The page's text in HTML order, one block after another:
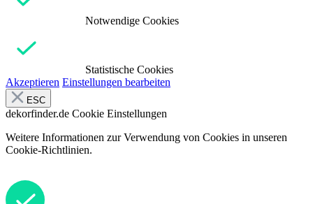
Notwendige Cookies
Statistische Cookies
Akzeptieren Einstellungen bearbeiten
ESC
dekorfinder.de Cookie Einstellungen
Weitere Informationen zur Verwendung von Cookies in unseren
Cookie-Richtlinien.